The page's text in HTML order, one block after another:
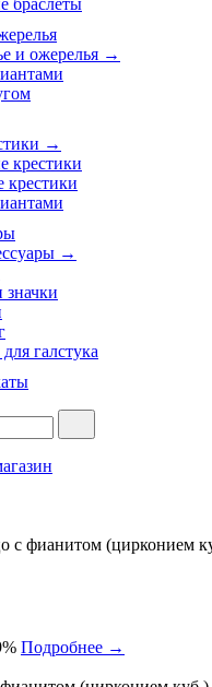
браслеты
и ожерелья →
→
крестики
крестики
→
галстука
с фианитом (цирконием
Подробнее →